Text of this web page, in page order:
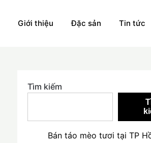
Giới thiệu Đặc sản Tin tức
Tìm kiếm
Bán táo mèo tươi tại TP